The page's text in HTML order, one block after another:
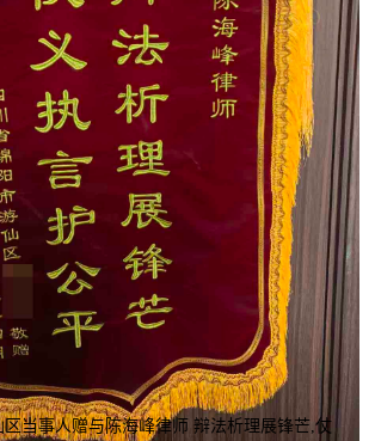
区当事人赠与陈海峰律师 辩法析理展锋芒,仗